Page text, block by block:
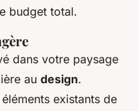
budget total.
dans votre paysage
au design.
existants de